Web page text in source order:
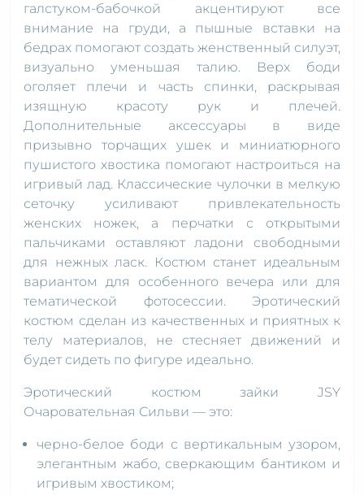
галстуком-бабочкой акцентируют все
внимание на груди, а пышные вставки на
бедрах помогают создать женственный силуэт,
визуально уменьшая талию. Верх боди
оголяет плечи и часть спинки, раскрывая
изящную красоту рук и плечей.
Дополнительные аксессуары в виде
призывно торчащих ушек и миниатюрного
пушистого хвостика помогают настроиться на
игривый лад. Классические чулочки в мелкую
сеточку усиливают привлекательность
женских ножек, а перчатки с открытыми
пальчиками оставляют ладони свободными
для нежных ласк. Костюм станет идеальным
вариантом для особенного вечера или для
тематической фотосессии. Эротический
костюм сделан из качественных и приятных к
телу материалов, не стесняет движений и
будет сидеть по фигуре идеально.
Эротический костюм зайки JSY
Очаровательная Сильви — это:
черно-белое боди с вертикальным узором,
элегантным жабо, сверкающим бантиком и
игривым хвостиком;